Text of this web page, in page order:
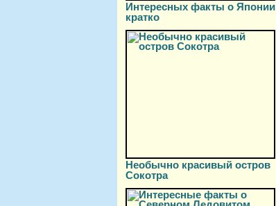
Интересных факты о Японии
кратко
Необычно красивый остров
Сокотра